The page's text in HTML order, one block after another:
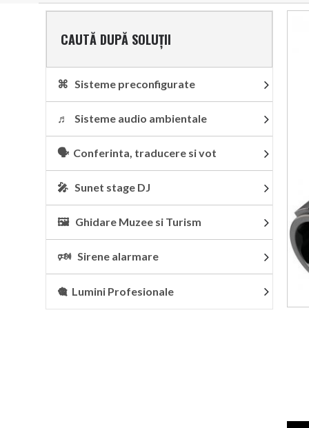
CAUTĂ DUPĂ SOLUȚII
⌘ Sisteme preconfigurate
♬ Sisteme audio ambientale
🗣 Conferinta, traducere si vot
🎤 Sunet stage DJ
🖼 Ghidare Muzee si Turism
🕬 Sirene alarmare
🎕 Lumini Profesionale